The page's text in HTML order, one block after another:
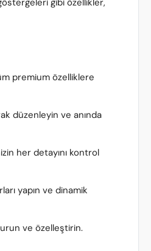
premium özelliklere
düzenleyin ve anında
her detayını kontrol
yapın ve dinamik
ve özelleştirin.